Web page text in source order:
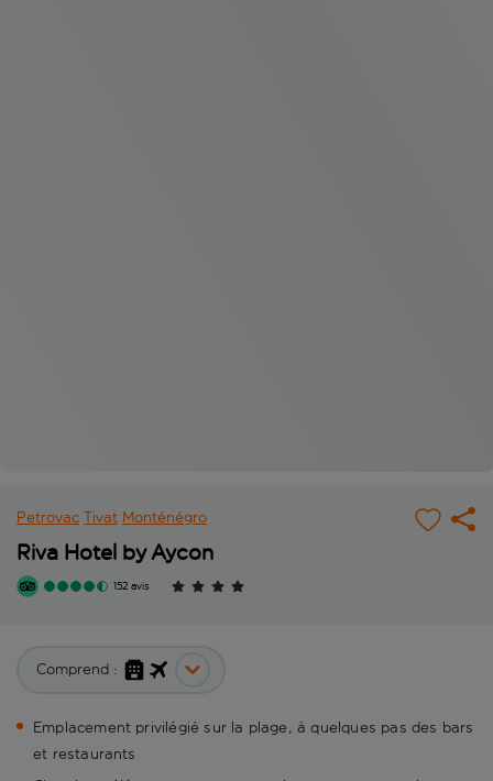
Petrovac Tivat Monténégro
Riva Hotel by Aycon
152 avis
Comprend :
Emplacement privilégié sur la plage, à quelques pas des bars
et restaurants